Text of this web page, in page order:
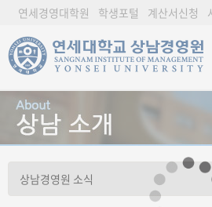
연세경영대학원 학생포털 계산서신청